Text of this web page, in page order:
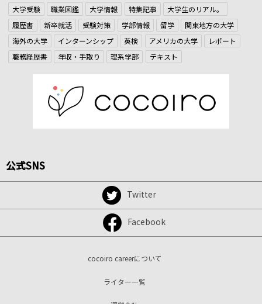
大学受験 職業図鑑 大学情報 特集記事
大学生のリアル。
履歴書
新卒就活 受験対策 学部情報 留学
関東地方の大学
海外の大学
インターンシップ 英検 アメリカの大学
レポート
職務経歴書
年収・手取り 理系学部 テキスト
公式SNS
Twitter
Facebook
cocoiro careerについて
ライター一覧